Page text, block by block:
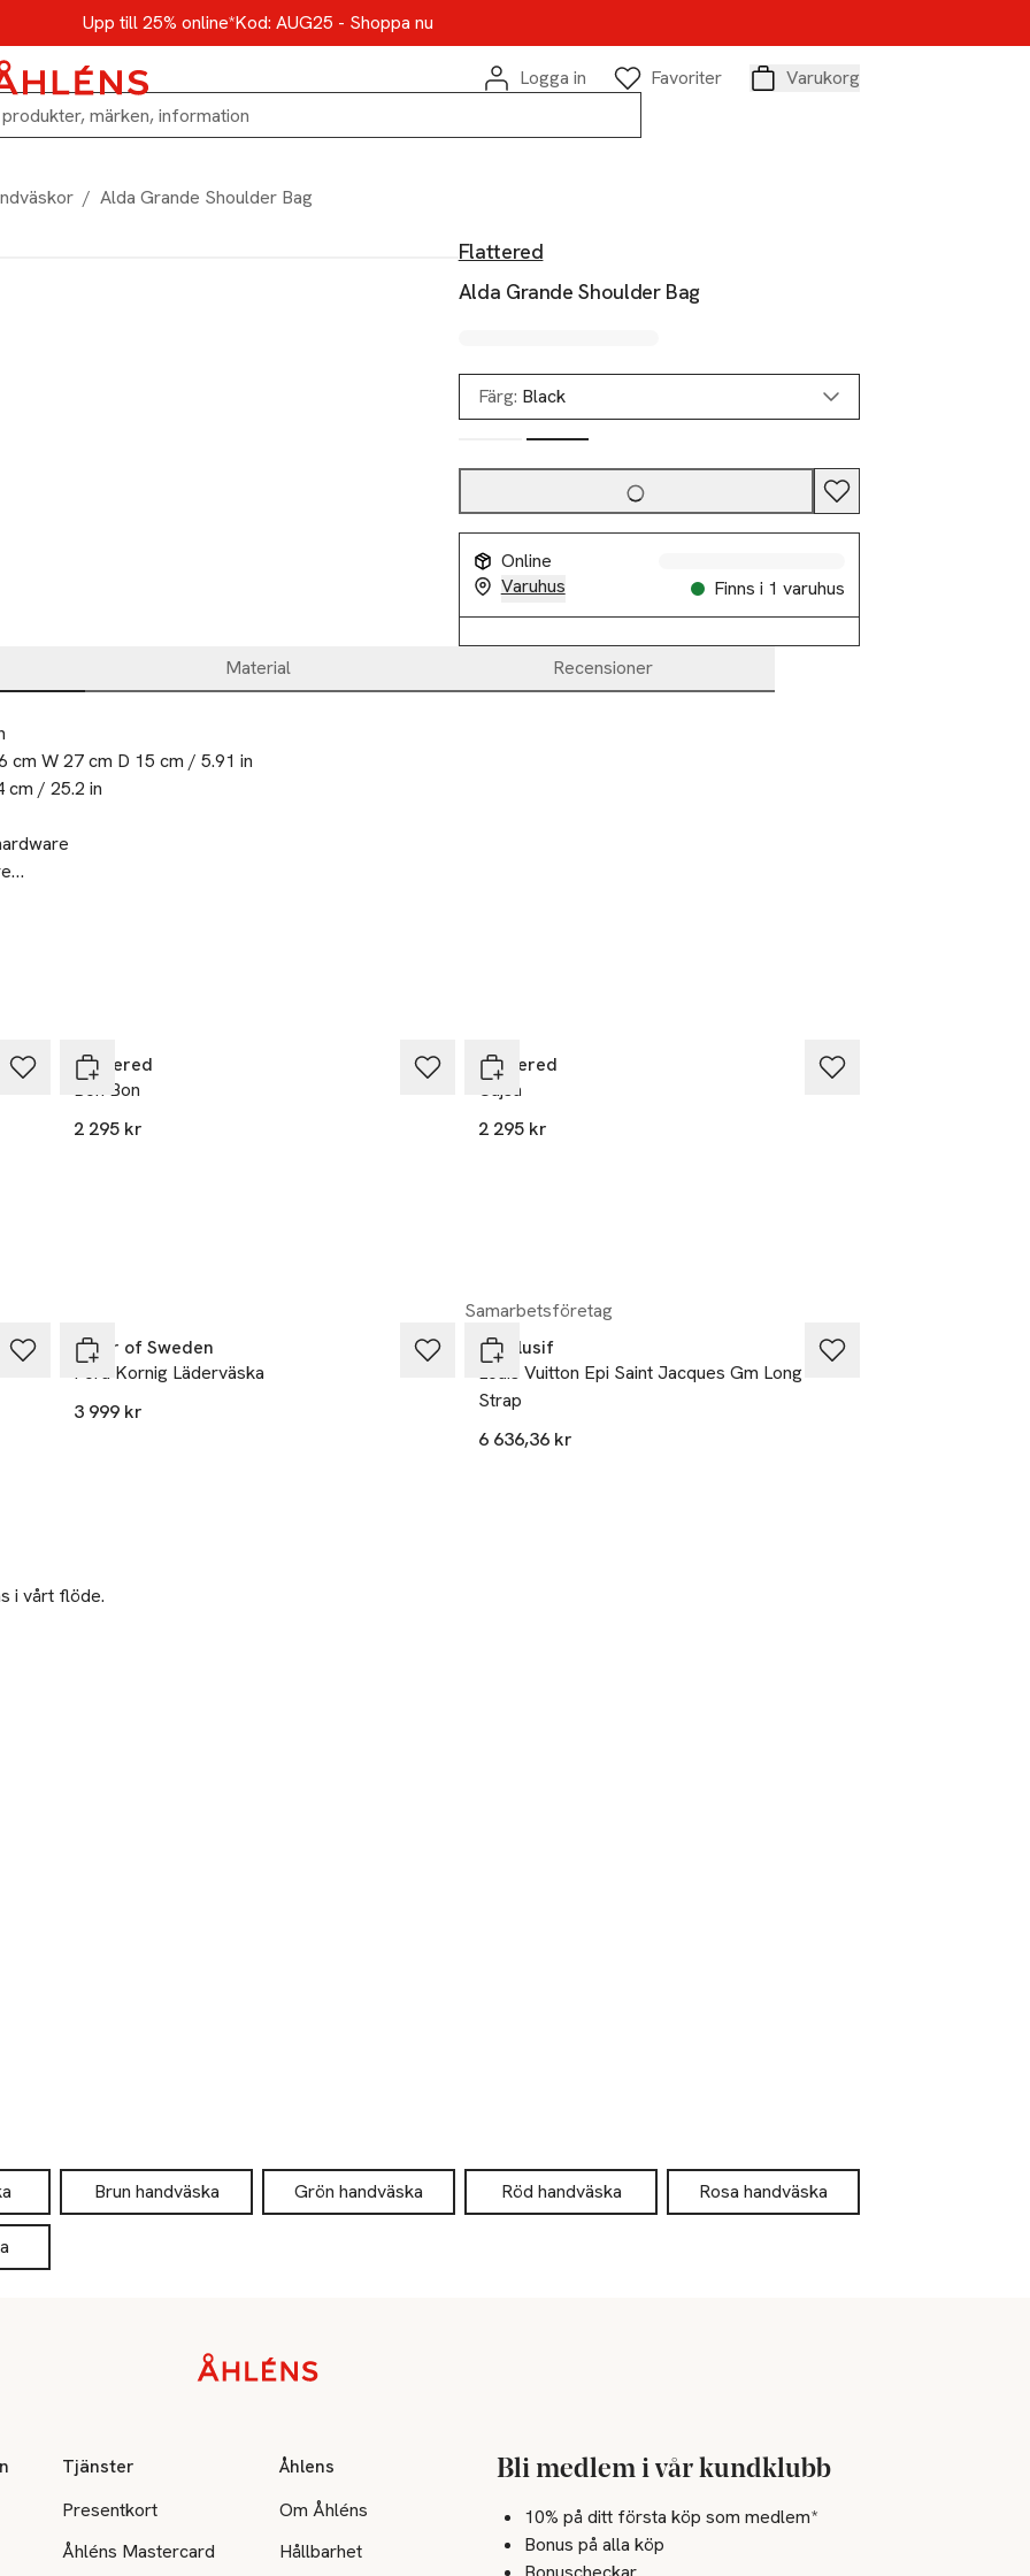
Upp till 25% online*Kod: AUG25 - Shoppa nu
Logga in
Favoriter
Varukorg
/ Alda Grande Shoulder Bag
Flattered
Alda Grande Shoulder Bag
Färg: Black
Online
Varuhus
Finns i 1 varuhus
Material Recensioner
cm W 27 cm D 15 cm / 5.91 in
cm / 25.2 in
product, you support responsible leather manufacturing via the Leather
Flattered
Bon Bon
2 295 kr
Flattered
Cajsa
2 295 kr
Tiger of Sweden
Foru Kornig Läderväska
3 999 kr
Samarbetsföretag
Luxclusif
Louis Vuitton Epi Saint Jacques Gm Long
Strap
6 636,36 kr
i vårt flöde.
Brun handväska Grön handväska Röd handväska Rosa handväska
Tjänster
Presentkort
Åhléns Mastercard
Åhlens
Om Åhléns
Hållbarhet
Bli medlem i vår kundklubb
10% på ditt första köp som medlem*
Bonus på alla köp